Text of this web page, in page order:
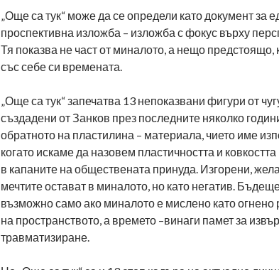
„Още са тук“ може да се определи като документ за
проспективна изложба – изложба с фокус върху
Тя показва не част от миналото, а нещо предстоящо,
със себе си времената.
„Още са тук“ запечатва 13 непоказвани фигури от
създадени от Занков през последните няколко
обратното на пластилина – материала, чието име
когато искаме да назовем пластичността и
в капаните на обществената принуда. Изгорени,
мечтите остават в миналото, но като негатив.
възможно само ако миналото е мислено като огнено
на пространството, а времето –винаги памет за
травматизиране.